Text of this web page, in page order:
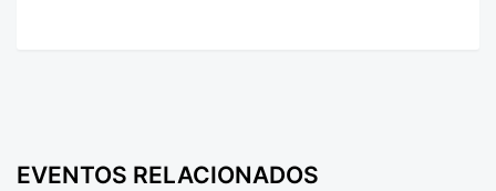
EVENTOS RELACIONADOS